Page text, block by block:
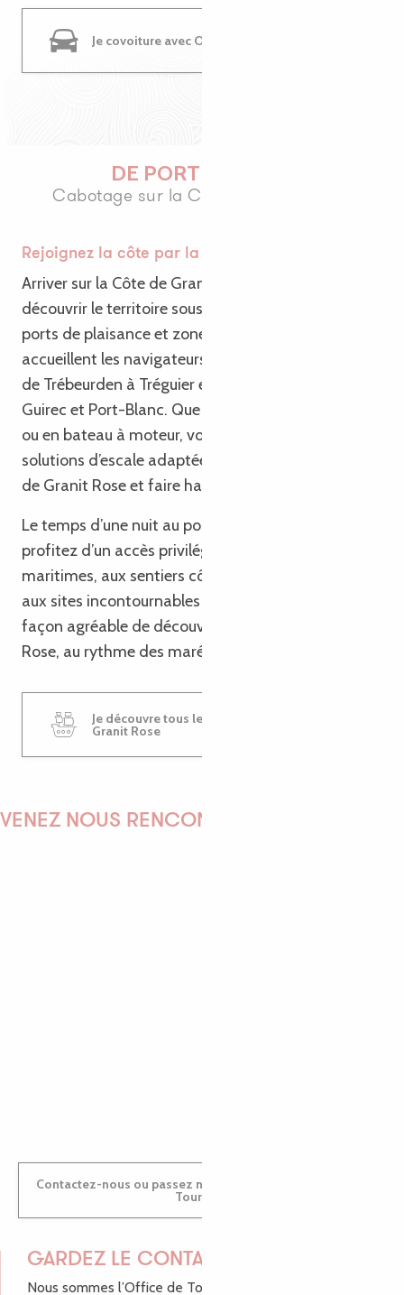
Je covoiture avec OuestGo
DE PORT EN PORT
Cabotage sur la Côte de Granit Rose
Rejoignez la côte par la mer
Arriver sur la Côte de Granit Rose par la mer, c’est
découvrir le territoire sous un autre regard. Plusieurs
ports de plaisance et zones de mouillage
accueillent les navigateurs tout au long du littoral,
de Trébeurden à Tréguier en passant par Perros-
Guirec et Port-Blanc. Que vous voyagiez en voilier
ou en bateau à moteur, vous trouverez des
solutions d’escale adaptées pour rejoindre la Côte
de Granit Rose et faire halte dans l’un de ses ports.
Le temps d’une nuit au port ou d’un séjour plus long,
profitez d’un accès privilégié aux paysages
maritimes, aux sentiers côtiers, aux commerces et
aux sites incontournables du littoral breton. Une
façon agréable de découvrir la Côte de Granit
Rose, au rythme des marées et des embruns.
Je découvre tous les ports de la Côte de
Granit Rose
VENEZ NOUS RENCONTRER !
Contactez-nous ou passez nous voir dans nos Offices de
Tourisme
GARDEZ LE CONTACT !
Nous sommes l’Office de Tourisme Bretagne - Côte de